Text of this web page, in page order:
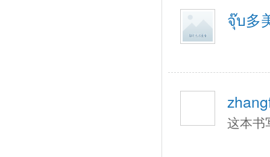
จุ๊บ多
这本书